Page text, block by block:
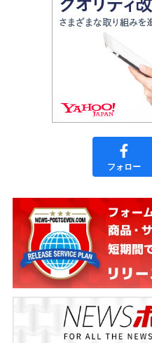
フォロー